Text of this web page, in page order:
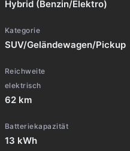
Hybrid (Benzin/Elektro)
Kategorie
SUV/Geländewagen/Pickup
Reichweite
elektrisch
62 km
Batteriekapazität
13 kWh